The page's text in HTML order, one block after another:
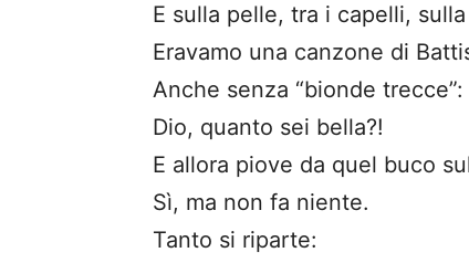
E sulla pelle, tra i capelli,
Eravamo una canzone di
Anche senza “bionde trecce”:
Dio, quanto sei bella?!
E allora piove da quel buco
Sì, ma non fa niente.
Tanto si riparte: